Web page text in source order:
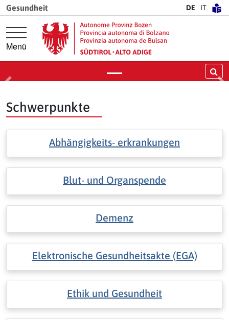
Springe direkt zur Hauptnavigation
Springe direkt zum Inhalt
Gesundheit DE IT
Menü
Die neuen Einrichtungen der
wohnortnahen
Gesundheitsversorgung
Weiter
Schwerpunkte
Abhängigkeits- erkrankungen
Blut- und Organspende
Demenz
Elektronische Gesundheitsakte (EGA)
Ethik und Gesundheit